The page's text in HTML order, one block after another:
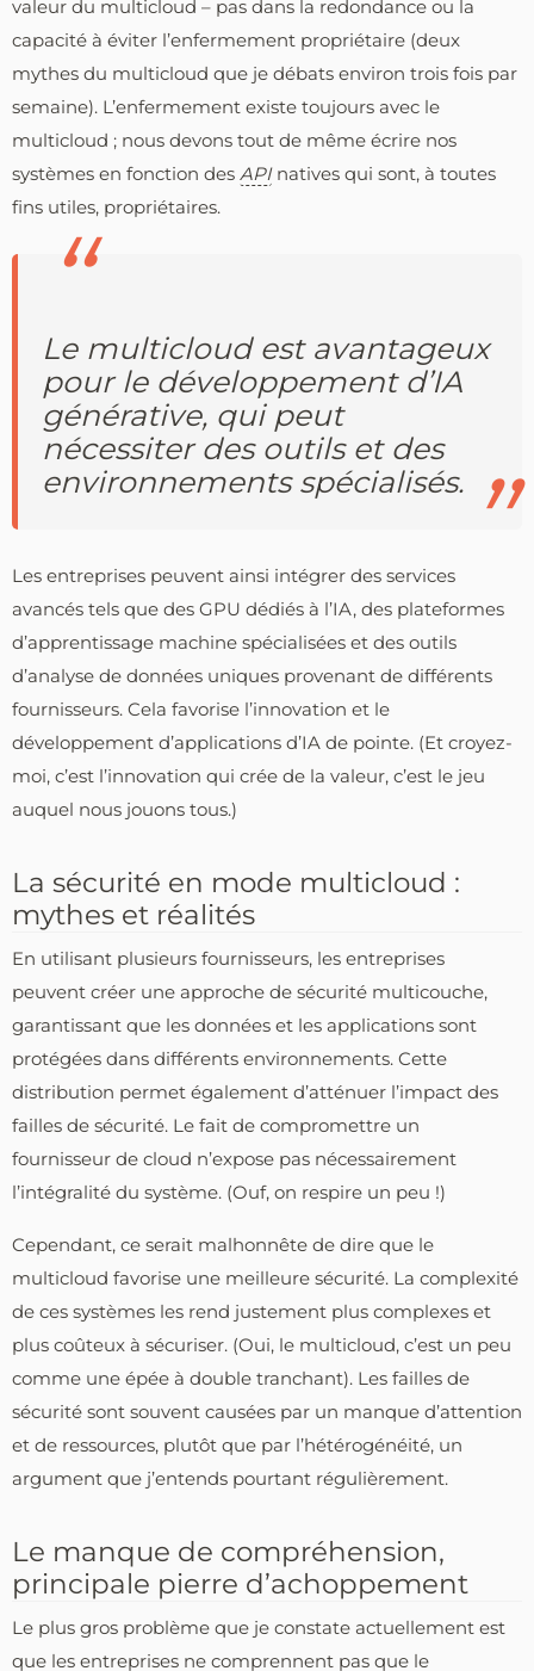
valeur du multicloud – pas dans la redondance ou la
capacité à éviter l’enfermement propriétaire (deux
mythes du multicloud que je débats environ trois fois par
semaine). L’enfermement existe toujours avec le
multicloud ; nous devons tout de même écrire nos
systèmes en fonction des APInatives qui sont, à toutes
fins utiles, propriétaires.
Le multicloud est avantageux
pour le développement d’IA
générative, qui peut
nécessiter des outils et des
environnements spécialisés.
Les entreprises peuvent ainsi intégrer des services
avancés tels que des GPU dédiés à l’IA, des plateformes
d’apprentissage machine spécialisées et des outils
d’analyse de données uniques provenant de différents
fournisseurs. Cela favorise l’innovation et le
développement d’applications d’IA de pointe. (Et croyez-
moi, c’est l’innovation qui crée de la valeur, c’est le jeu
auquel nous jouons tous.)
La sécurité en mode multicloud :
mythes et réalités
En utilisant plusieurs fournisseurs, les entreprises
peuvent créer une approche de sécurité multicouche,
garantissant que les données et les applications sont
protégées dans différents environnements. Cette
distribution permet également d’atténuer l’impact des
failles de sécurité. Le fait de compromettre un
fournisseur de cloud n’expose pas nécessairement
l’intégralité du système. (Ouf, on respire un peu !)
Cependant, ce serait malhonnête de dire que le
multicloud favorise une meilleure sécurité. La complexité
de ces systèmes les rend justement plus complexes et
plus coûteux à sécuriser. (Oui, le multicloud, c’est un peu
comme une épée à double tranchant). Les failles de
sécurité sont souvent causées par un manque d’attention
et de ressources, plutôt que par l’hétérogénéité, un
argument que j’entends pourtant régulièrement.
Le manque de compréhension,
principale pierre d’achoppement
Le plus gros problème que je constate actuellement est
que les entreprises ne comprennent pas que le